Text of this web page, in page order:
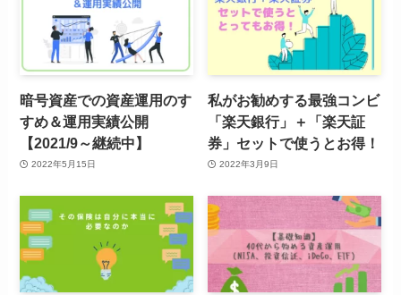
暗号資産での資産運用のす
すめ＆運用実績公開
【2021/9～継続中】
2022年5月15日
私がお勧めする最強コンビ
「楽天銀行」＋「楽天証
券」セットで使うとお得！
2022年3月9日